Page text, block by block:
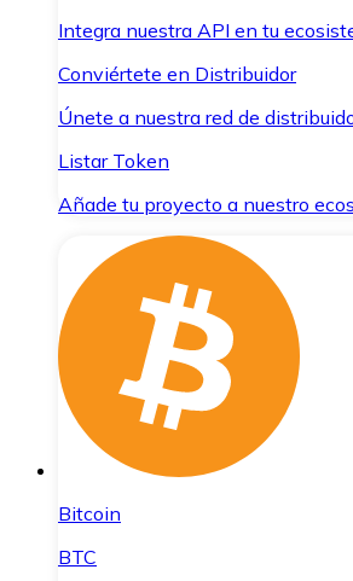
Integra nuestra API en tu
Conviértete en Distribuidor
Únete a nuestra red de
Listar Token
Añade tu proyecto a nuestro
Bitcoin
BTC